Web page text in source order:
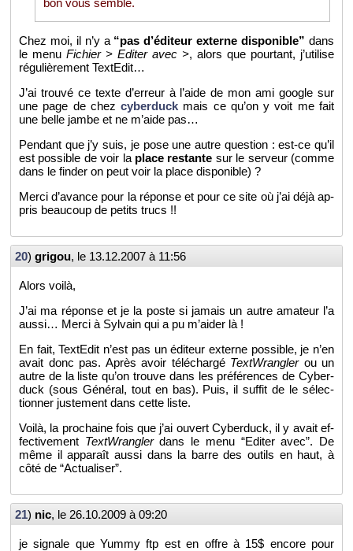
bon vous semble.
Chez moi, il n’y a “pas d’édi­teur ex­terne dis­po­nible” dans
le menu Fi­chier > Edi­ter avec >, alors que pour­tant, j’uti­lise
ré­gu­liè­re­ment Tex­tE­dit…
J’ai trouvé ce texte d’er­reur à l’aide de mon ami google sur
une page de chezcy­ber­duck mais ce qu’on y voit me fait
une belle jambe et ne m’aide pas…
Pen­dant que j’y suis, je pose une autre ques­tion : est-ce qu’il
est pos­sible de voir la place res­tante sur le ser­veur (comme
dans le fin­der on peut voir la place dis­po­nible) ?
Merci d’avance pour la ré­ponse et pour ce site où j’ai déjà ap­
pris beau­coup de pe­tits trucs !!
20) gri­gou, le 13.12.2007 à 11:56
Alors voilà,
J’ai ma ré­ponse et je la poste si ja­mais un autre ama­teur l’a
aussi… Merci à Syl­vain qui a pu m’ai­der là !
En fait, Tex­tE­dit n’est pas un édi­teur ex­terne pos­sible, je n’en
avait donc pas. Après avoir té­lé­chargé Text­Wran­glerou un
autre de la liste qu’on trouve dans les pré­fé­rences de Cy­ber­
duck (sous Gé­né­ral, tout en bas). Puis, il suf­fit de le sé­lec­
tion­ner jus­te­ment dans cette liste.
Voilà, la pro­chaine fois que j’ai ou­vert Cy­ber­duck, il y avait ef­
fec­ti­ve­ment Text­Wran­glerdans le menu “Edi­ter avec”. De
même il ap­pa­raît aussi dans la barre des ou­tils en haut, à
côté de “Ac­tua­li­ser”.
21) nic, le 26.10.2009 à 09:20
je si­gnale que Yummy ftp est en offre à 15$ en­core pour